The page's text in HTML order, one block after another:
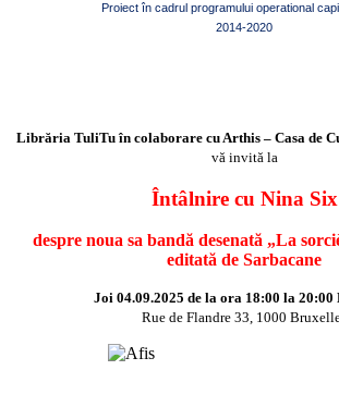
Proiect în cadrul programului operational
2014-2020
Librăria TuliTu în colaborare cu Arthis – Casa de
vă invită la
Întâlnire cu Nina Six
despre noua sa bandă desenată „La
editată de Sarbacane
Joi 04.09.2025 de la ora 18:00 la
Rue de Flandre 33, 1000